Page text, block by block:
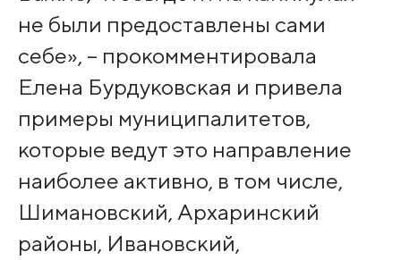
не были предоставлены сами
себе», – прокомментировала
Елена Бурдуковская и привела
примеры муниципалитетов,
которые ведут это направление
наиболее активно, в том числе,
Шимановский, Архаринский
районы, Ивановский,